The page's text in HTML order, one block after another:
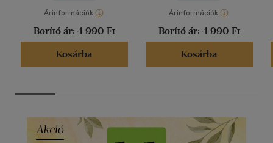
Árinformációk
Borító ár: 4 990 Ft
Kosárba
Árinformációk
Borító ár: 4 990 Ft
Kosárba